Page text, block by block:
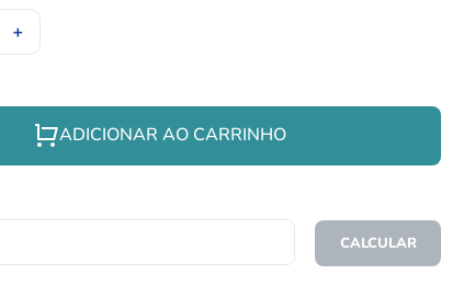
＋
ADICIONAR AO CARRINHO
O FRETE